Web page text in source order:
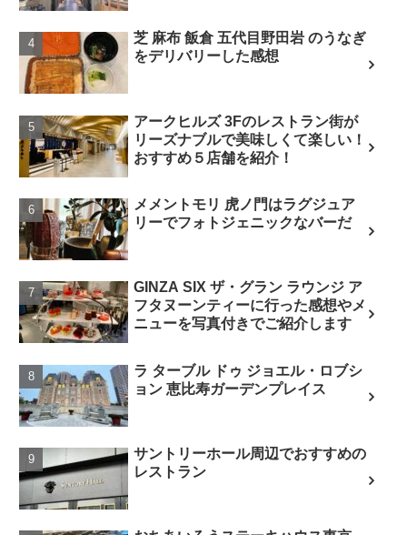
芝 麻布 飯倉 五代目野田岩 のうなぎ
をデリバリーした感想
アークヒルズ 3Fのレストラン街が
リーズナブルで美味しくて楽しい！
おすすめ５店舗を紹介！
メメントモリ 虎ノ門はラグジュア
リーでフォトジェニックなバーだ
GINZA SIX ザ・グラン ラウンジ ア
フタヌーンティーに行った感想やメ
ニューを写真付きでご紹介します
ラ ターブル ドゥ ジョエル・ロブシ
ョン 恵比寿ガーデンプレイス
サントリーホール周辺でおすすめの
レストラン